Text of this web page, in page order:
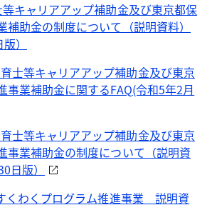
等キャリアアップ補助金及び東京都保
補助金の制度について（説明資料）
）
育士等キャリアアップ補助金及び東京
事業補助金に関するFAQ(令和5年2月
育士等キャリアアップ補助金及び東京
事業補助金の制度について（説明資
日版）
くわくプログラム推進事業 説明資